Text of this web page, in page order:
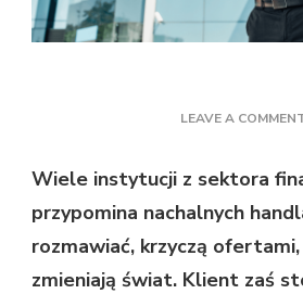
LEAVE A
Wiele instytucji z sektora
przypomina nachalnych
rozmawiać, krzyczą
zmieniają świat. Klient zaś